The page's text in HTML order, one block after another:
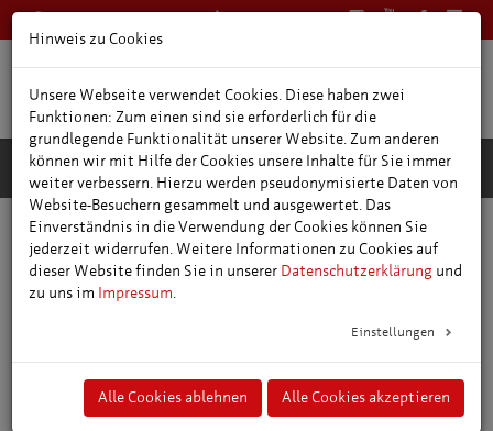
0361 66400
Online-Shop
Hinweise zu unserem Abholservice
Zahlungsmethodenpaypal, Kreditkarte, Paydirekt und GiroPay
an, jedochnicht für Bestellungen per Vorkasse.
Hinweis zu Cookies
Unsere Webseite verwendet Cookies. Diese haben zwei
Funktionen: Zum einen sind sie erforderlich für die
grundlegende Funktionalität unserer Website. Zum anderen
können wir mit Hilfe der Cookies unsere Inhalte für Sie immer
weiter verbessern. Hierzu werden pseudonymisierte Daten von
Website-Besuchern gesammelt und ausgewertet. Das
Einverständnis in die Verwendung der Cookies können Sie
jederzeit widerrufen. Weitere Informationen zu Cookies auf
dieser Website finden Sie in unserer Datenschutzerklärung und
zu uns im Impressum.
Einstellungen
Alle Cookies ablehnen Alle Cookies akzeptieren